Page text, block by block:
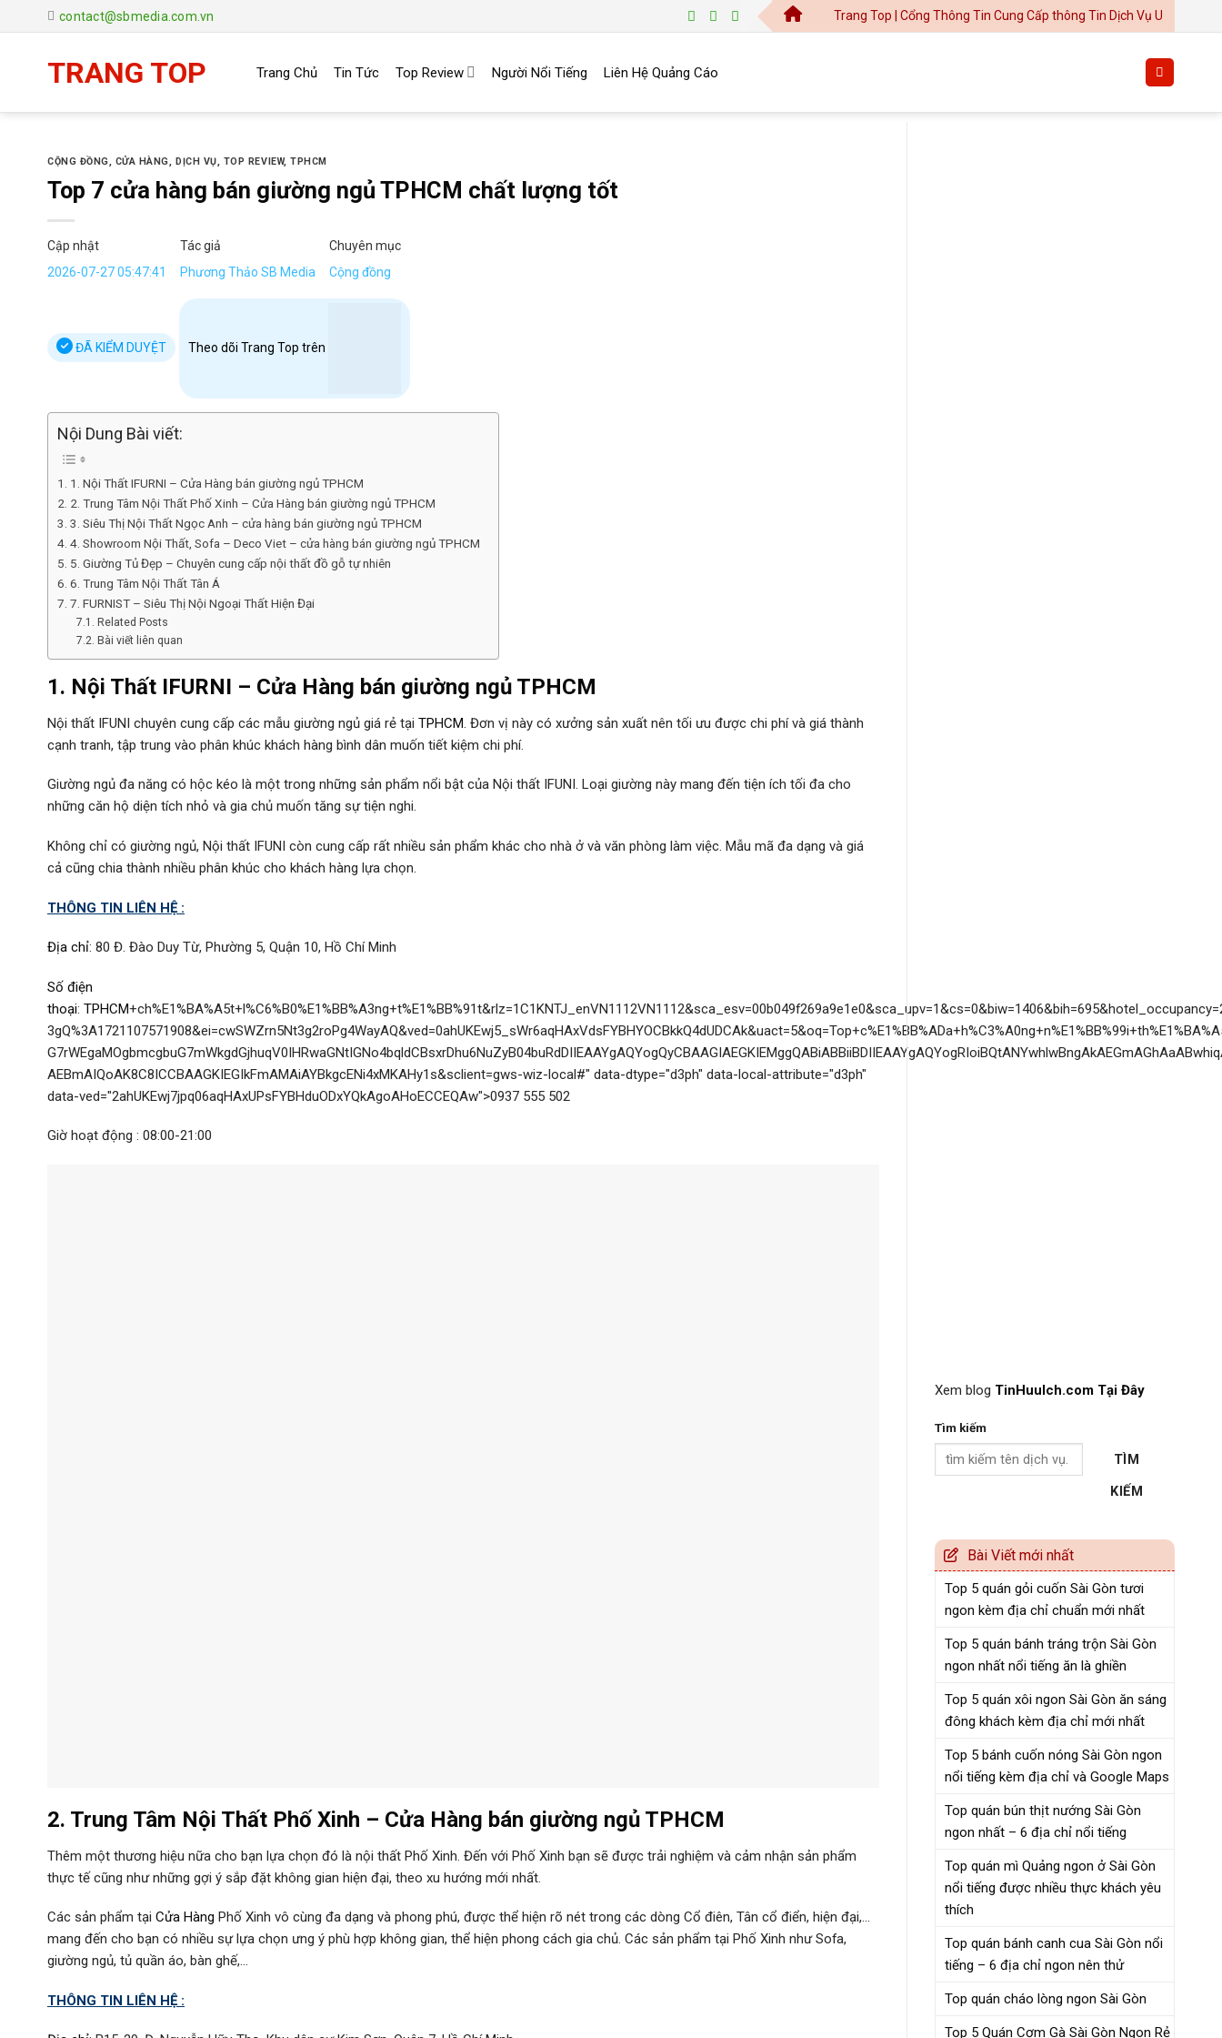
đến
contact@sbmedia.com.vn Trang Top | Cổng Thông Tin Cung Cấp thông Tin Dịch Vụ Uy Tín
TRANG TOP Trang Chủ Tin Tức Top Review Người Nổi Tiếng Liên Hệ Quảng Cáo
CỘNG ĐỒNG CỬA HÀNG ,DỊCH VỤ TOP REVIEW,TPHCM
Top 7 cửa hàng bán giường ngủ TPHCM chất lượng tốt
Cập nhật
2026-07-27 05:47:41
Tác giả
Phương Thảo SB Media
Chuyên mục
Cộng đồng
ĐÃ KIỂM DUYỆT Theo dõi Trang Top trên
Nội Dung Bài viết:
1. Nội Thất IFURNI – Cửa Hàng bán giường ngủ TPHCM
2. Trung Tâm Nội Thất Phố Xinh – Cửa Hàng bán giường ngủ TPHCM
3. Siêu Thị Nội Thất Ngọc Anh – cửa hàng bán giường ngủ TPHCM
4. Showroom Nội Thất, Sofa – Deco Viet – cửa hàng bán giường ngủ TPHCM
5. Giường Tủ Đẹp – Chuyên cung cấp nội thất đồ gỗ tự nhiên
6. Trung Tâm Nội Thất Tân Á
7. FURNIST – Siêu Thị Nội Ngoại Thất Hiện Đại
Related Posts
Bài viết liên quan
1. Nội Thất IFURNI – Cửa Hàng bán giường ngủ TPHCM
Nội thất IFUNI chuyên cung cấp các mẫu giường ngủ giá rẻ tại TPHCM. Đơn vị này có xưởng sản xuất nên tối ưu được chi phí và giá thành
cạnh tranh, tập trung vào phân khúc khách hàng bình dân muốn tiết kiệm chi phí.
Giường ngủ đa năng có hộc kéo là một trong những sản phẩm nổi bật của Nội thất IFUNI. Loại giường này mang đến tiện ích tối đa cho
những căn hộ diện tích nhỏ và gia chủ muốn tăng sự tiện nghi.
Không chỉ có giường ngủ, Nội thất IFUNI còn cung cấp rất nhiều sản phẩm khác cho nhà ở và văn phòng làm việc. Mẫu mã đa dạng và giá
cả cũng chia thành nhiều phân khúc cho khách hàng lựa chọn.
THÔNG TIN LIÊN HỆ :
Địa chỉ: 80 Đ. Đào Duy Từ, Phường 5, Quận 10, Hồ Chí Minh
Số điện
thoại: TPHCM
AEBmAIQoAK8C8ICCBAAGKIEGIkFmAMAiAYBkgcENi4xMKAHy1s&sclient=gws-wiz-local#" data-dtype="d3ph" data-local-attribute="d3ph"
data-ved="2ahUKEwj7jpq06aqHAxUPsFYBHduODxYQkAgoAHoECCEQAw">0937 555 502
Giờ hoạt động : 08:00-21:00
2. Trung Tâm Nội Thất Phố Xinh – Cửa Hàng bán giường ngủ TPHCM
Thêm một thương hiệu nữa cho bạn lựa chọn đó là nội thất Phố Xinh. Đến với Phố Xinh bạn sẽ được trải nghiệm và cảm nhận sản phẩm
thực tế cũng như những gợi ý sắp đặt không gian hiện đại, theo xu hướng mới nhất.
Các sản phẩm tại Cửa Hàng Phố Xinh vô cùng đa dạng và phong phú, được thể hiện rõ nét trong các dòng Cổ điên, Tân cổ điển, hiện đại,…
mang đến cho bạn có nhiều sự lựa chọn ưng ý phù hợp không gian, thể hiện phong cách gia chủ. Các sản phẩm tại Phố Xinh như Sofa,
giường ngủ, tủ quần áo, bàn ghế,…
THÔNG TIN LIÊN HỆ :
Xem blog TinHuuIch.com Tại Đây
Tìm kiếm
TÌM
KIẾM
Bài Viết mới nhất
Top 5 quán gỏi cuốn Sài Gòn tươi
ngon kèm địa chỉ chuẩn mới nhất
Top 5 quán bánh tráng trộn Sài Gòn
ngon nhất nổi tiếng ăn là ghiền
Top 5 quán xôi ngon Sài Gòn ăn sáng
đông khách kèm địa chỉ mới nhất
Top 5 bánh cuốn nóng Sài Gòn ngon
nổi tiếng kèm địa chỉ và Google Maps
Top quán bún thịt nướng Sài Gòn
ngon nhất – 6 địa chỉ nổi tiếng
Top quán mì Quảng ngon ở Sài Gòn
nổi tiếng được nhiều thực khách yêu
thích
Top quán bánh canh cua Sài Gòn nổi
tiếng – 6 địa chỉ ngon nên thử
Top quán cháo lòng ngon Sài Gòn
Top 5 Quán Cơm Gà Sài Gòn Ngon Rẻ